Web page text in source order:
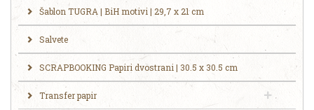
Šablon TUGRA | BiH motivi | 29,7 x 21 cm
Salvete
SCRAPBOOKING Papiri dvostrani | 30.5 x 30.5 cm
Transfer papir